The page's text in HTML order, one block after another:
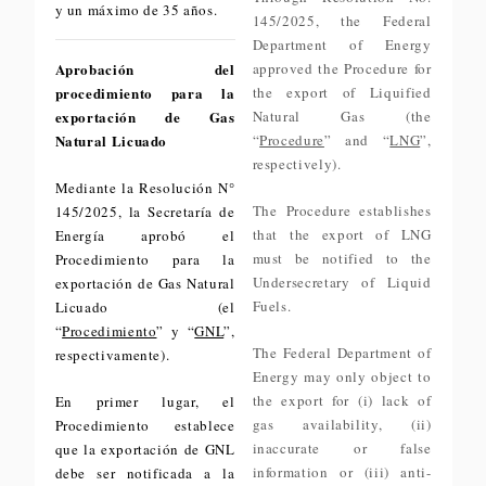
y un máximo de 35 años.
Aprobación del
procedimiento para la
exportación de Gas
Natural Licuado
Mediante la Resolución N°
145/2025, la Secretaría de
Energía aprobó el
Procedimiento para la
exportación de Gas Natural
Licuado (el
“Procedimiento” y “GNL”,
respectivamente).
En primer lugar, el
Procedimiento establece
que la exportación de GNL
debe ser notificada a la
145/2025, the Federal
Department of Energy
approved the Procedure for
the export of Liquified
Natural Gas (the
“Procedure” and “LNG”,
respectively).
The Procedure establishes
that the export of LNG
must be notified to the
Undersecretary of Liquid
Fuels.
The Federal Department of
Energy may only object to
the export for (i) lack of
gas availability, (ii)
inaccurate or false
information or (iii) anti-